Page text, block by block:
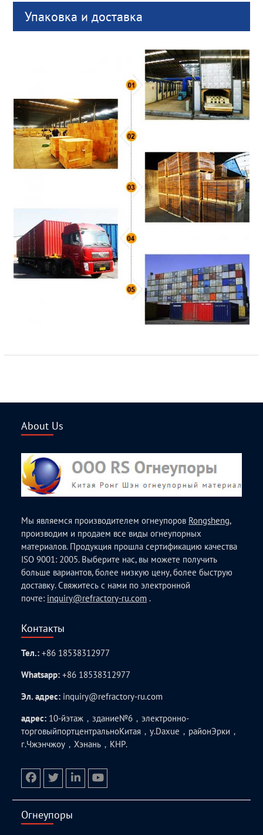
Упаковка и доставка
About Us
Мы являемся производителем огнеупоров Rongsheng,
производим и продаем все виды огнеупорных
материалов. Продукция прошла сертификацию качества
ISO 9001: 2005. Выберите нас, вы можете получить
больше вариантов, более низкую цену, более быструю
доставку. Свяжитесь с нами по электронной
почте: inquiry@refractory-ru.com .
Контакты
Тел.:+86 18538312977
Whatsapp:+86 18538312977
Эл. адрес: inquiry@refractory-ru.com
адрес: 10-йэтаж，здание№6，электронно-
торговыйпортцентральноКитая，у.Daxue，районЭрки，
г.Чжэнчжоу，Хэнань，КНР.
Огнеупоры